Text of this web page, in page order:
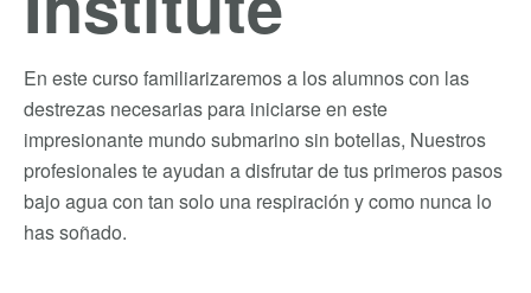
En este curso familiarizaremos a los alumnos con las
destrezas necesarias para iniciarse en este
impresionante mundo submarino sin botellas, Nuestros
profesionales te ayudan a disfrutar de tus primeros pasos
bajo agua con tan solo una respiración y como nunca lo
has soñado.